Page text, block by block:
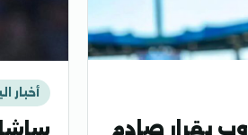
بقرار صادم
أخبار